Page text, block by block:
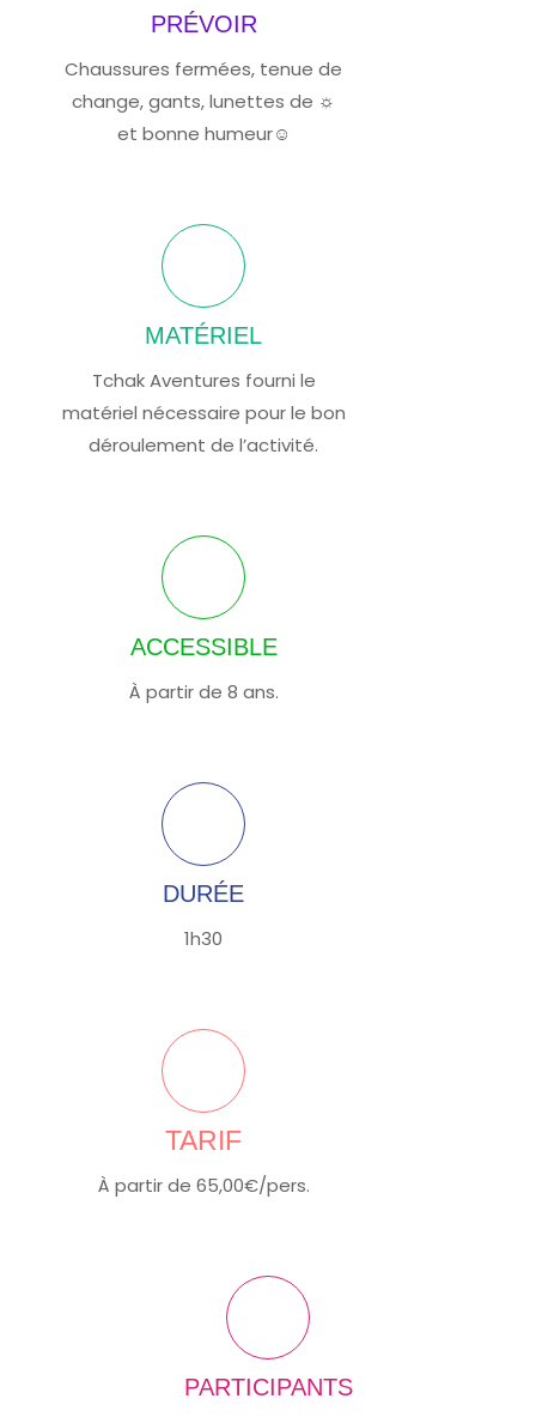
PRÉVOIR
Chaussures fermées, tenue de
change, gants, lunettes de ☼
et bonne humeur☺
MATÉRIEL
Tchak Aventures fourni le
matériel nécessaire pour le bon
déroulement de l’activité.
ACCESSIBLE
À partir de 8 ans.
DURÉE
1h30
TARIF
À partir de 65,00€/pers.
PARTICIPANTS